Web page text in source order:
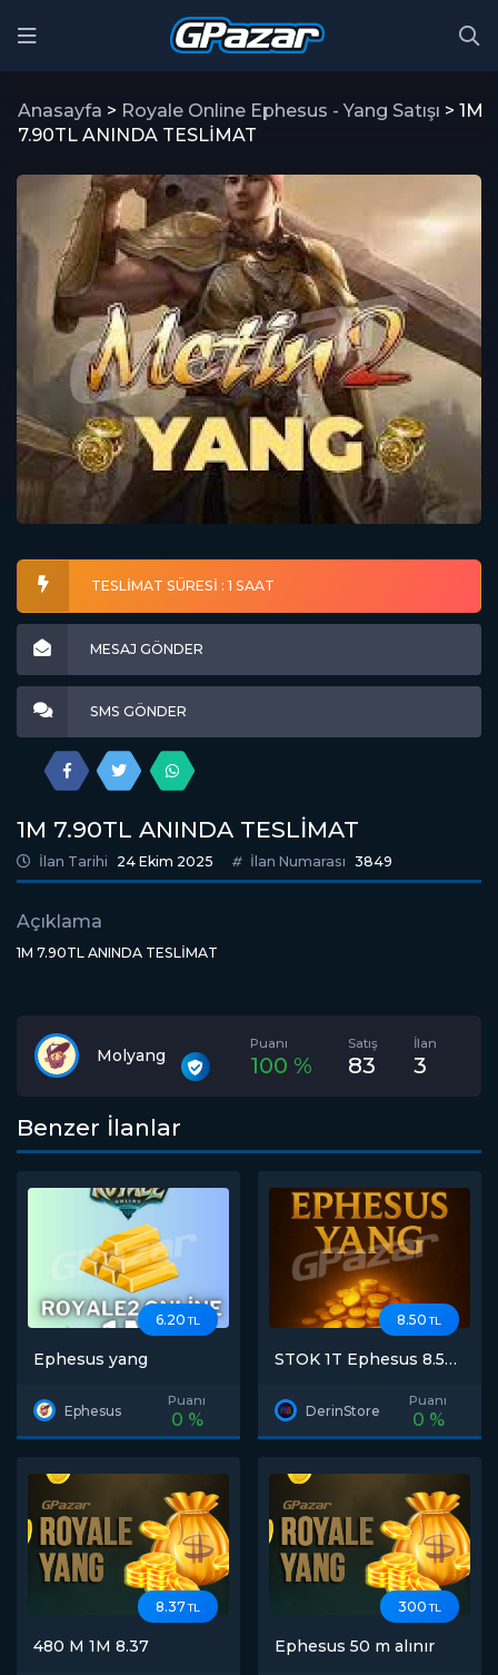
Anasayfa > Royale Online Ephesus - Yang Satışı > 1M
7.90TL ANINDA TESLİMAT
TESLİMAT SÜRESİ : 1 SAAT
MESAJ GÖNDER
SMS GÖNDER
1M 7.90TL ANINDA TESLİMAT
İlan Tarihi 24 Ekim 2025 İlan Numarası 3849
Açıklama
1M 7.90TL ANINDA TESLİMAT
Molyang
Puanı
100 %
Satış
83
İlan
3
Benzer İlanlar
6.20 TL
Ephesus yang
Ephesus
Puanı
0 %
8.50 TL
STOK 1T Ephesus 8.5
DerinStore
Puanı
0 %
8.37TL
480 M 1M 8.37
300 TL
Ephesus 50 m alınır